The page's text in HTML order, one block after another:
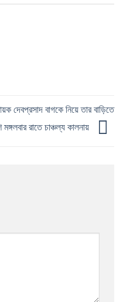
দেবপ্রসাদ বাগকে নিয়ে তার বাড়িতে
রাতে চাঞ্চল্য কালনায়